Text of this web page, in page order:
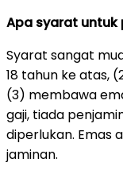
Apa syarat untuk
Syarat sangat
18 tahun ke atas,
(3) membawa
gaji, tiada
diperlukan. Emas
jaminan.